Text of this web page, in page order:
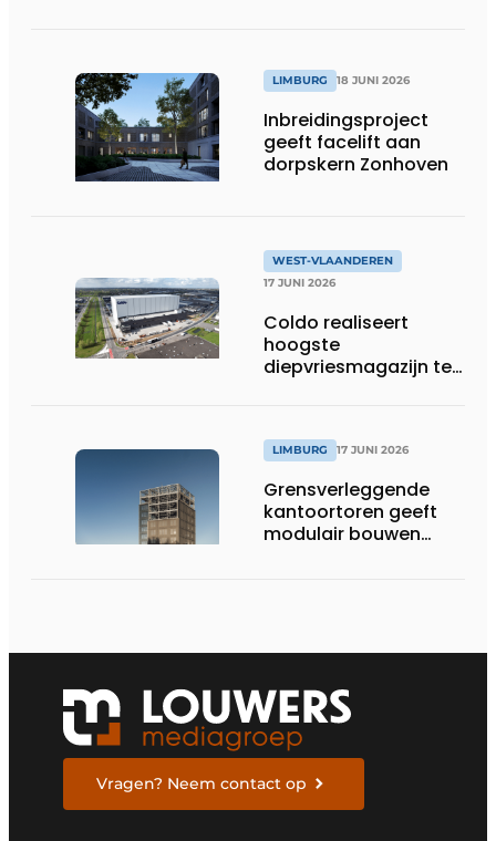
LIMBURG 18 JUNI 2026
Inbreidingsproject
geeft facelift aan
dorpskern Zonhoven
WEST-VLAANDEREN
17 JUNI 2026
Coldo realiseert
hoogste
diepvriesmagazijn ter
duurzaamheid,
technische innovatie
en schaalgrootte
LIMBURG 17 JUNI 2026
Grensverleggende
kantoortoren geeft
modulair bouwen
Vragen? Neem contact op